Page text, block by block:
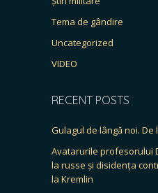
Tema de gândire
Uncategorized
VIDEO
RECENT POSTS
Gulagul de lângă noi. De
Avatarurile profesorului
la russe și disidența
la Kremlin